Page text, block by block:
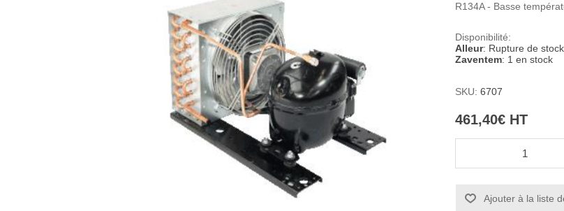
R134A - Basse
Disponibilité:
Alleur: Rupture de
Zaventem: 1 en stock
SKU: 6707
461,40€ HT
Ajouter à la liste